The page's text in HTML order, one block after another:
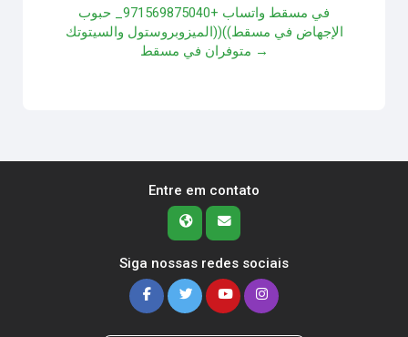
في مسقط واتساب +971569875040_ حبوب
الإجهاض في مسقط))((الميزوبروستول والسيتوتك
متوفران في مسقط →
Entre em contato
Siga nossas redes sociais